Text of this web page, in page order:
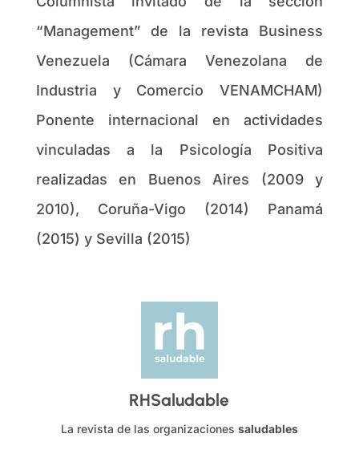
“Management” de la revista Business
Venezuela (Cámara Venezolana de
Industria y Comercio VENAMCHAM)
Ponente internacional en actividades
vinculadas a la Psicología Positiva
realizadas en Buenos Aires (2009 y
2010), Coruña-Vigo (2014) Panamá
(2015) y Sevilla (2015)
RHSaludable
La revista de las organizaciones saludables